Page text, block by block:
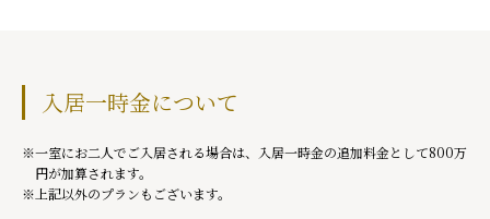
入居一時金について
一室にお二人でご入居される場合は、入居一時金の追加料金として800万
円が加算されます。
上記以外のプランもございます。